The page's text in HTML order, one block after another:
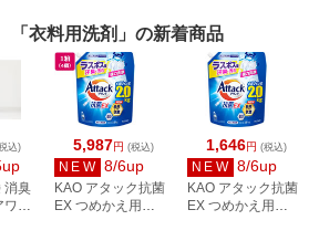
「衣料用洗剤」の新着商品
5,987円 (税込)
NEW 8/6up
KAO アタック抗菌
EX つめかえ用
1,646円 (税込)
NEW 8/6up
KAO アタック抗菌
EX つめかえ用
込)
消臭
ワー